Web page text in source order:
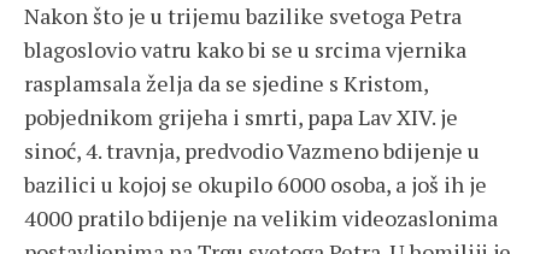
Nakon što je u trijemu bazilike svetoga Petra
blagoslovio vatru kako bi se u srcima vjernika
rasplamsala želja da se sjedine s Kristom,
pobjednikom grijeha i smrti, papa Lav XIV. je
sinoć, 4. travnja, predvodio Vazmeno bdijenje u
bazilici u kojoj se okupilo 6000 osoba, a još ih je
4000 pratilo bdijenje na velikim videozaslonima